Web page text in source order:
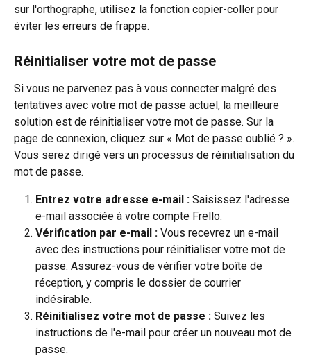
sur l'orthographe, utilisez la fonction copier-coller pour
éviter les erreurs de frappe.
Réinitialiser votre mot de passe
Si vous ne parvenez pas à vous connecter malgré des
tentatives avec votre mot de passe actuel, la meilleure
solution est de réinitialiser votre mot de passe. Sur la
page de connexion, cliquez sur « Mot de passe oublié ? ».
Vous serez dirigé vers un processus de réinitialisation du
mot de passe.
Entrez votre adresse e-mail : Saisissez l'adresse
e-mail associée à votre compte Frello.
Vérification par e-mail : Vous recevrez un e-mail
avec des instructions pour réinitialiser votre mot de
passe. Assurez-vous de vérifier votre boîte de
réception, y compris le dossier de courrier
indésirable.
Réinitialisez votre mot de passe : Suivez les
instructions de l'e-mail pour créer un nouveau mot de
passe.